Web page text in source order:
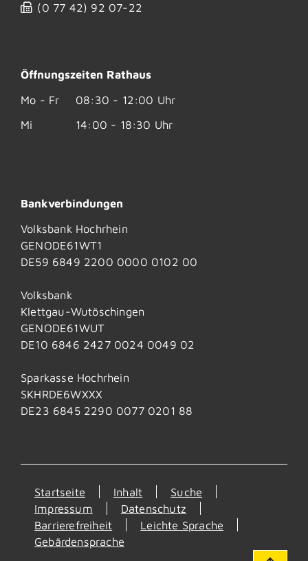
(0 77 42) 92 07-22
Öffnungszeiten Rathaus
Mo - Fr
08:30 - 12:00 Uhr
Mi
14:00 - 18:30 Uhr
Bankverbindungen
Volksbank Hochrhein
GENODE61WT1
DE59 6849 2200 0000 0102 00
Volksbank
Klettgau-Wutöschingen
GENODE61WUT
DE10 6846 2427 0024 0049 02
Sparkasse Hochrhein
SKHRDE6WXXX
DE23 6845 2290 0077 0201 88
Startseite Inhalt
Suche
Impressum
Datenschutz
Barrierefreiheit
Leichte Sprache
Gebärdensprache